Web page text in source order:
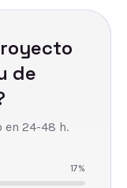
de
24-48 h.
17%